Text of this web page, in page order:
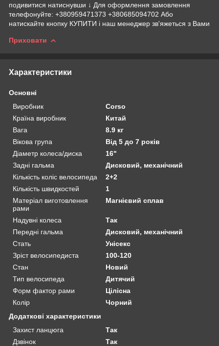
подивитися натиснувши ↓ Для оформлення замовлення
телефонуйте: +380959471373 +380685094702 Або
натискайте кнопку КУПИТИ і наш менеджер зв'яжеться з Вами
Приховати
Характеристики
Основні
Виробник
Corso
Країна виробник
Китай
Вага
8.9 кг
Вікова група
Від 5 до 7 років
Діаметр колеса/диска
16"
Задні гальма
Дисковий, механічний
Кількість коліс велосипеда
2+2
Кількість швидкостей
1
Матеріал виготовлення
рами
Магнієвий сплав
Надувні колеса
Так
Передні гальма
Дисковий, механічний
Стать
Унісекс
Зріст велосипедиста
100-120
Стан
Новий
Тип велосипеда
Дитячий
Форм фактор рами
Цілісна
Колір
Чорний
Додаткові характеристики
Захист ланцюга
Так
Дзвінок
Так